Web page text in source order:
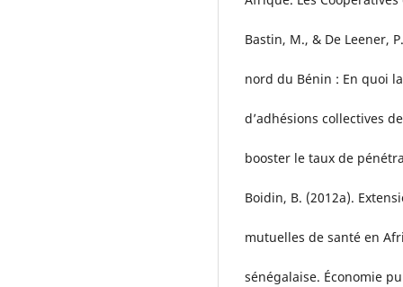
Bastin, M., & De Leener,
nord du Bénin : En quoi
d’adhésions collectives
booster le taux de
Boidin, B. (2012a).
mutuelles de santé en
sénégalaise. Économie